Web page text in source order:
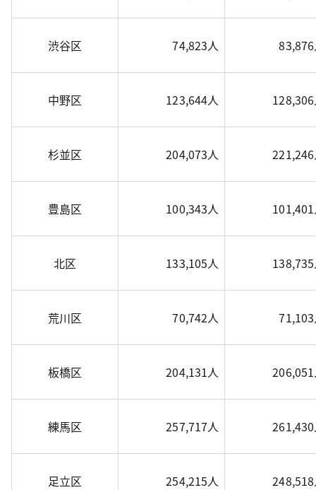
渋谷区 74,823人
中野区 123,644人
杉並区 204,073人
豊島区 100,343人
北区 133,105人
荒川区 70,742人
板橋区 204,131人
練馬区 257,717人
足立区 254,215人